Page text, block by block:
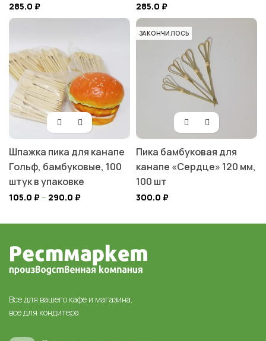
285.0 ₽ 285.0 ₽
Шпажка пика для канапе
Гольф, бамбуковые, 100
штук в упаковке
105.0 ₽– 290.0 ₽
ЗАКОНЧИЛОСЬ
Пика бамбуковая для
канапе «Сердце» 120 мм,
100 шт
300.0 ₽
Все для вашего кафе и магазина,
все для кондитера